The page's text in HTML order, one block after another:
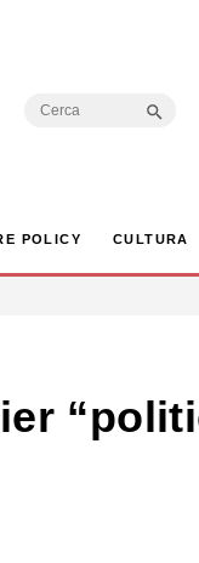
Search
POLICY CULTURA